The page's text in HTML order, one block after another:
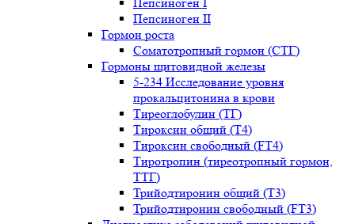
Пепсиноген II
Гормон роста
Соматотропный гормон (СТГ)
Гормоны щитовидной железы
5-234 Исследование уровня
прокальцитонина в крови
Тиреоглобулин (ТГ)
Тироксин общий (Т4)
Тироксин свободный (FT4)
Тиротропин (тиреотропный гормон,
ТТГ)
Трийодтиронин общий (Т3)
Трийодтиронин свободный (FT3)